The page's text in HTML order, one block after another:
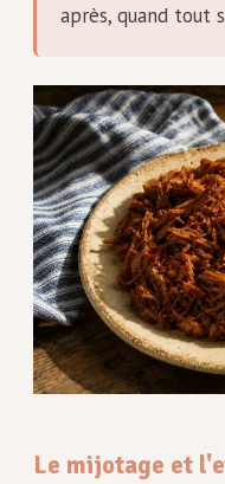
après, quand tout
Le mijotage et